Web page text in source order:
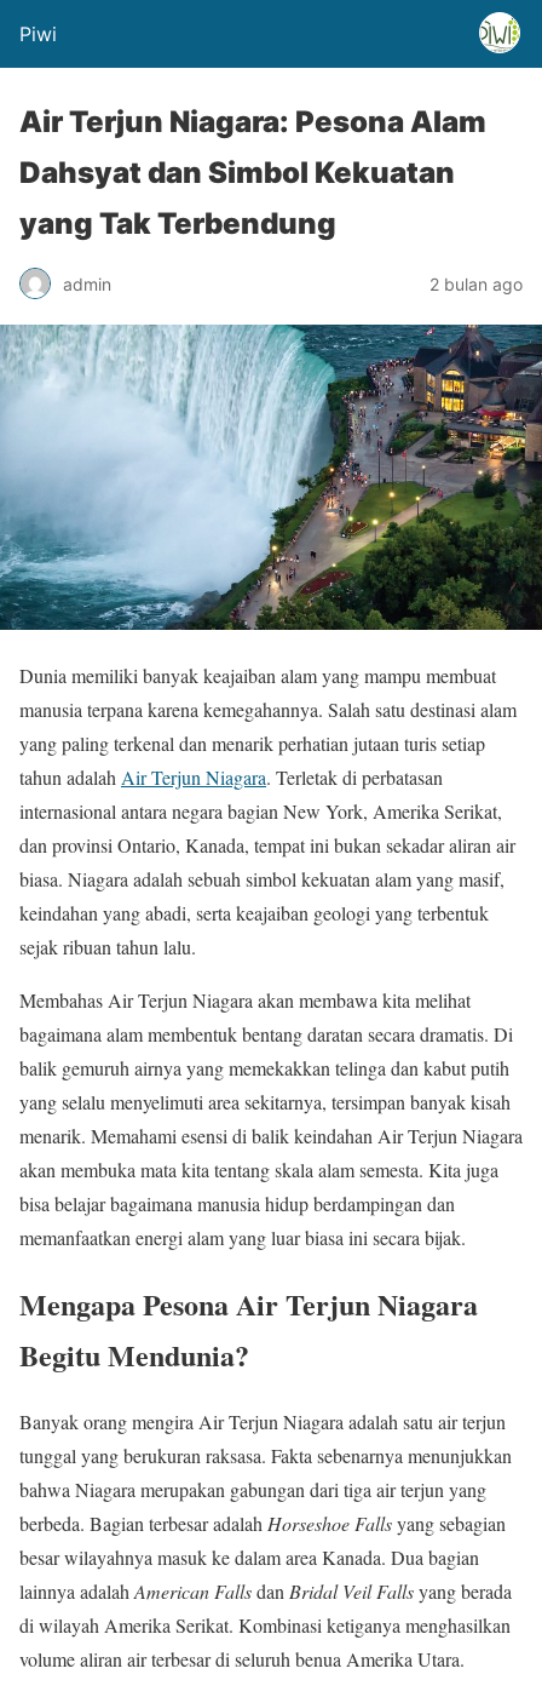
Piwi
Air Terjun Niagara: Pesona Alam
Dahsyat dan Simbol Kekuatan
yang Tak Terbendung
admin 2 bulan ago
Dunia memiliki banyak keajaiban alam yang mampu membuat
manusia terpana karena kemegahannya. Salah satu destinasi alam
yang paling terkenal dan menarik perhatian jutaan turis setiap
tahun adalah Air Terjun Niagara. Terletak di perbatasan
internasional antara negara bagian New York, Amerika Serikat,
dan provinsi Ontario, Kanada, tempat ini bukan sekadar aliran air
biasa. Niagara adalah sebuah simbol kekuatan alam yang masif,
keindahan yang abadi, serta keajaiban geologi yang terbentuk
sejak ribuan tahun lalu.
Membahas Air Terjun Niagara akan membawa kita melihat
bagaimana alam membentuk bentang daratan secara dramatis. Di
balik gemuruh airnya yang memekakkan telinga dan kabut putih
yang selalu menyelimuti area sekitarnya, tersimpan banyak kisah
menarik. Memahami esensi di balik keindahan Air Terjun Niagara
akan membuka mata kita tentang skala alam semesta. Kita juga
bisa belajar bagaimana manusia hidup berdampingan dan
memanfaatkan energi alam yang luar biasa ini secara bijak.
Mengapa Pesona Air Terjun Niagara
Begitu Mendunia?
Banyak orang mengira Air Terjun Niagara adalah satu air terjun
tunggal yang berukuran raksasa. Fakta sebenarnya menunjukkan
bahwa Niagara merupakan gabungan dari tiga air terjun yang
berbeda. Bagian terbesar adalah Horseshoe Fallsyang sebagian
besar wilayahnya masuk ke dalam area Kanada. Dua bagian
lainnya adalah American Fallsdan Bridal Veil Fallsyang berada
di wilayah Amerika Serikat. Kombinasi ketiganya menghasilkan
volume aliran air terbesar di seluruh benua Amerika Utara.